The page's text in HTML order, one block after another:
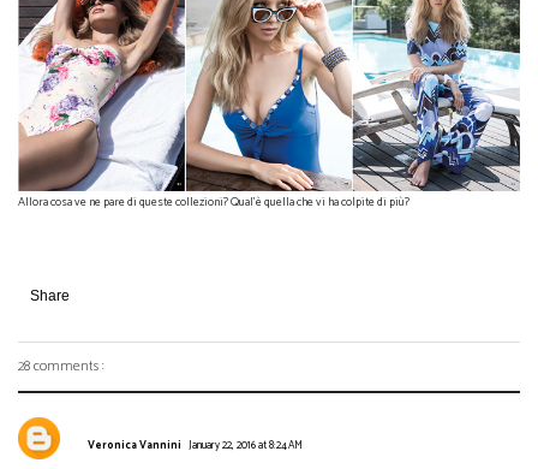
Allora cosa ve ne pare di queste collezioni? Qual'è quella che vi ha colpite di più?
Share
28 comments :
Veronica Vannini January 22, 2016 at 8:24 AM